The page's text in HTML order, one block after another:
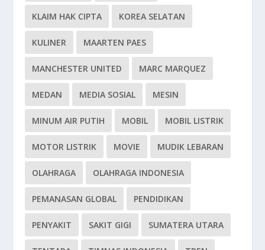
KLAIM HAK CIPTA KOREA SELATAN
KULINER MAARTEN PAES
MANCHESTER UNITED MARC MARQUEZ
MEDAN MEDIA SOSIAL MESIN
MINUM AIR PUTIH MOBIL MOBIL LISTRIK
MOTOR LISTRIK MOVIE MUDIK LEBARAN
OLAHRAGA OLAHRAGA INDONESIA
PEMANASAN GLOBAL PENDIDIKAN
PENYAKIT SAKIT GIGI SUMATERA UTARA